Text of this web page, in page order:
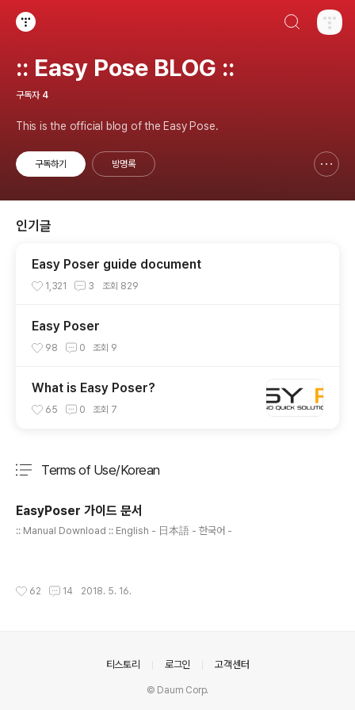
:: Easy Pose BLOG ::
구독자 4
This is the official blog of the Easy Pose.
구독하기 방명록
인기글
Easy Poser guide document
1,321 3 조회 829
Easy Poser
98 0 조회 9
What is Easy Poser?
65 0 조회 7
Terms of Use/Korean
EasyPoser 가이드 문서
:: Manual Download :: English - 日本語 - 한국어 -
62 14 2018. 5. 16.
티스토리 로그인 고객센터
© Daum Corp.